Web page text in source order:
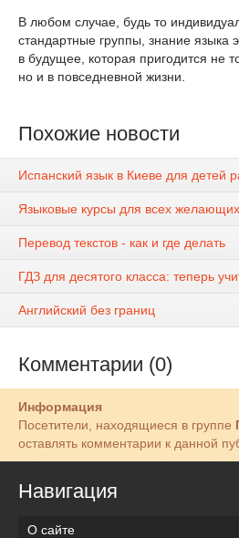
В любом случае, будь то
стандартные группы, знание языка
в будущее, которая пригодится не
но и в повседневной жизни.
Похожие новости
Испанский язык в Киеве для детей
Языковые курсы для всех желающих
Перевод текстов - как и где делать
ГДЗ для десятого класса: теперь
Английский без границ
Комментарии (0)
Информация
Посетители, находящиеся в группе
оставлять комментарии к данной
Навигация
О сайте